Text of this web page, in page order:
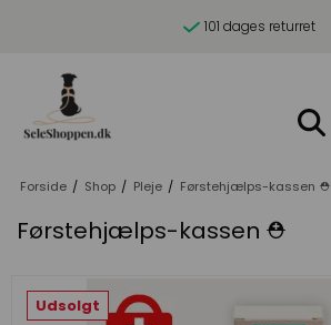
101 dages returret
Forside / Shop / Pleje / Førstehjælps-kassen ⛑️
Førstehjælps-kassen ⛑️
Udsolgt